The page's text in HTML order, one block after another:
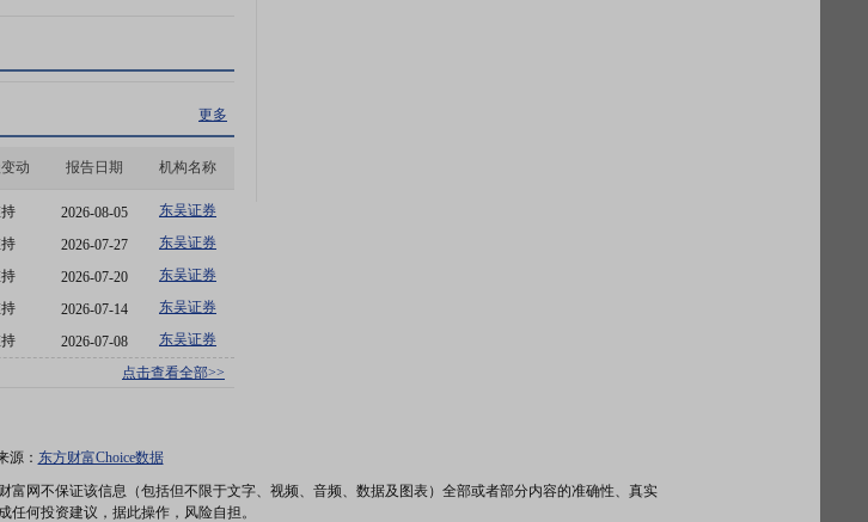
更多
动 报告日期 机构名称
2026-08-05
东吴证券
2026-07-27
东吴证券
2026-07-20
东吴证券
2026-07-14
东吴证券
2026-07-08
东吴证券
点击查看全部>>
源： 东方财富Choice数据
网不保证该信息（包括但不限于文字、视频、音频、数据及图表）全部或者部分内容的准确性、真实
何投资建议，据此操作，风险自担。